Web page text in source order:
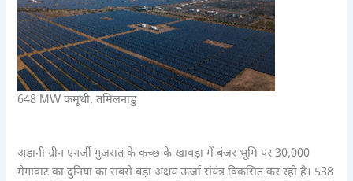
648 MW कमूथी, तमिलनाडु
अडानी ग्रीन एनर्जी गुजरात के कच्छ के खावड़ा में बंजर भूमि पर 30,000
मेगावाट का दुनिया का सबसे बड़ा अक्षय ऊर्जा संयंत्र विकसित कर रही है। 538